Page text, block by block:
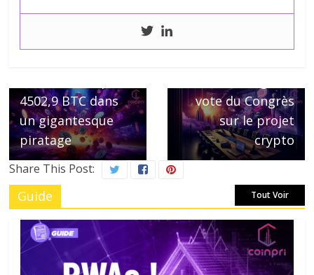
4502,9 BTC dans
un gigantesque
piratage
vote du Congrès
sur le projet
crypto
Share This Post:
Guide Tout Voir